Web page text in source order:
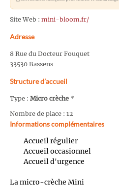
Site Web : mini-bloom.fr/
Adresse
8 Rue du Docteur Fouquet
33530 Bassens
Structure d’accueil
Type : Micro crèche *
Nombre de place : 12
Informations complémentaires
Accueil régulier
Accueil occasionnel
Accueil d'urgence
La micro-crèche Mini